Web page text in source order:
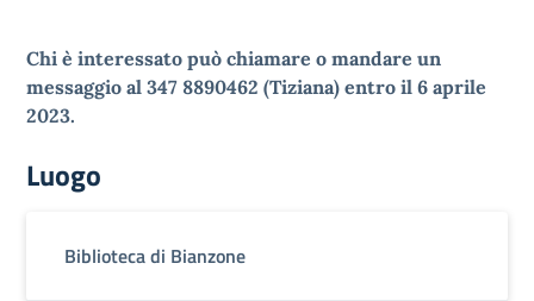
Chi è interessato può chiamare o mandare un
messaggio al 347 8890462 (Tiziana) entro il 6 aprile
2023.
Luogo
Biblioteca di Bianzone